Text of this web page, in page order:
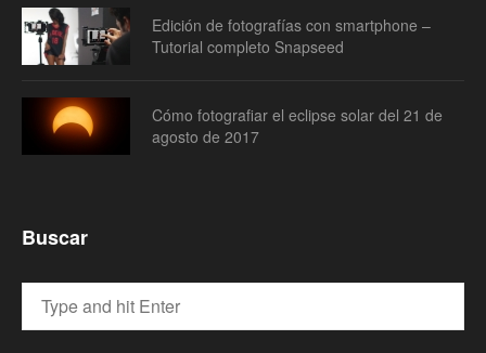
Edición de fotografías con smartphone –
Tutorial completo Snapseed
Cómo fotografiar el eclipse solar del 21 de
agosto de 2017
Buscar